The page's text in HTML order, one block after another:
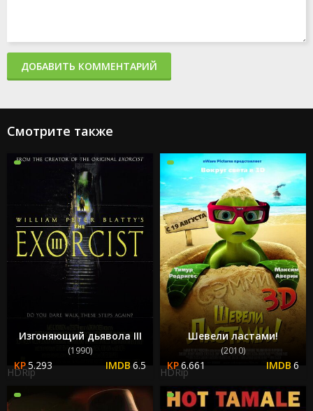
ДОБАВИТЬ КОММЕНТАРИЙ
Смотрите также
Изгоняющий дьявола III
(1990)
5.293 6.5
HDRip
Шевели ластами!
(2010)
6.661 6
HDRip